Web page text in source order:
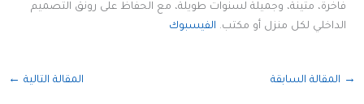
فاخرة، متينة، وجميلة لسنوات طويلة، مع الحفاظ على رونق التصميم
الداخلي لكل منزل أو مكتب. الفيسبوك
→ المقالة السابقة المقالة التالية ←